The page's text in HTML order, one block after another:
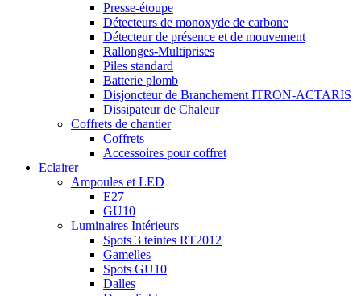
Presse-étoupe
Détecteurs de monoxyde de carbone
Détecteur de présence et de mouvement
Rallonges-Multiprises
Piles standard
Batterie plomb
Disjoncteur de Branchement ITRON-ACTARIS
Dissipateur de Chaleur
Coffrets de chantier
Coffrets
Accessoires pour coffret
Eclairer
Ampoules et LED
E27
GU10
Luminaires Intérieurs
Spots 3 teintes RT2012
Gamelles
Spots GU10
Dalles